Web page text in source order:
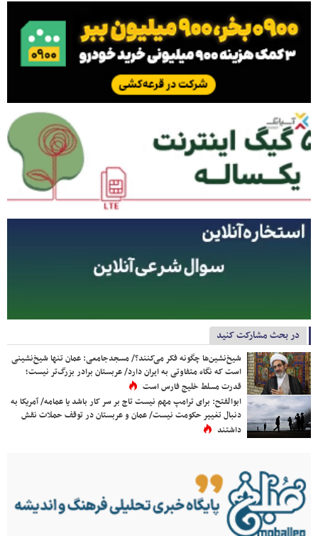
در بحث مشارکت کنید
شیخ‌نشین‌ها چگونه فکر می‌کنند؟/ مسجدجامعی: عمان تنها شیخ‌نشینی
است که نگاه متفاوتی به ایران دارد/ عربستان برادر بزرگ‌تر نیست؛
قدرت مسلط خلیج فارس است
ابوالفتح: برای ترامپ مهم نیست تاج بر سر کار باشد یا عمامه/ آمریکا به
دنبال تغییر حکومت نیست/ عمان و عربستان در توقف حملات نقش
داشتند